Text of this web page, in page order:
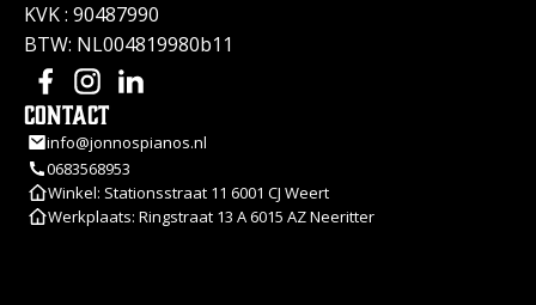
KVK : 90487990
BTW: NL004819980b11
Contact
info@jonnospianos.nl
0683568953
Winkel: Stationsstraat 11 6001 CJ Weert
Werkplaats: Ringstraat 13 A 6015 AZ Neeritter